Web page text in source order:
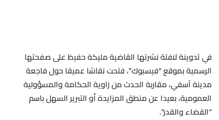
في تدوينة لافتة نشرتها القاضية مليكة حفيظ على صفحتها
الرسمية بموقع “فيسبوك”، فتحت نقاشا عميقا حول فاجعة
مدينة آسفي، مقاربة الحدث من زاوية الحكامة والمسؤولية
العمومية، بعيدا عن منطق المزايدة أو التبرير السهل باسم
“القضاء والقدر”.